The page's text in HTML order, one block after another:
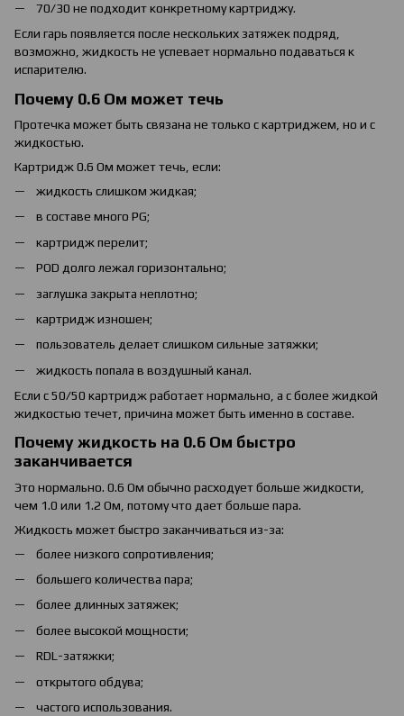
70/30 не подходит конкретному картриджу.
Если гарь появляется после нескольких затяжек подряд,
возможно, жидкость не успевает нормально подаваться к
испарителю.
Почему 0.6 Ом может течь
Протечка может быть связана не только с картриджем, но и с
жидкостью.
Картридж 0.6 Ом может течь, если:
жидкость слишком жидкая;
в составе много PG;
картридж перелит;
POD долго лежал горизонтально;
заглушка закрыта неплотно;
картридж изношен;
пользователь делает слишком сильные затяжки;
жидкость попала в воздушный канал.
Если с 50/50 картридж работает нормально, а с более жидкой
жидкостью течет, причина может быть именно в составе.
Почему жидкость на 0.6 Ом быстро
заканчивается
Это нормально. 0.6 Ом обычно расходует больше жидкости,
чем 1.0 или 1.2 Ом, потому что дает больше пара.
Жидкость может быстро заканчиваться из-за:
более низкого сопротивления;
большего количества пара;
более длинных затяжек;
более высокой мощности;
RDL-затяжки;
открытого обдува;
частого использования.